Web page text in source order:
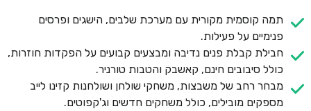
תמה קוסמית מקורית עם מערכת שלבים, הישגים ופרסים
פנימיים על פעילות.
חבילת קבלת פנים נדיבה ומבצעים קבועים על הפקדות חוזרות,
כולל סיבובים חינם, קאשבק והטבות טורניר.
מבחר רחב של משבצות, משחקי שולחן ושולחנות קזינו לייב
מספקים מובילים, כולל משחקים חדשים וג'קפוטים.